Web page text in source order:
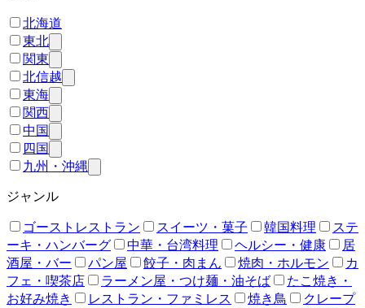
北海道
東北
関東
北信越
東海
関西
中国
四国
九州・沖縄
ジャンル
ゴーストレストラン スイーツ・菓子 韓国料理
ステ
ーキ・ハンバーグ
中華・台湾料理 ヘルシー・健康
居
酒屋・バー
パン屋 餃子・肉まん 焼肉・ホルモン
カ
フェ・喫茶店
ラーメン屋・つけ麺・油そば
たこ焼き・
お好み焼き
レストラン・ファミレス 焼き鳥
クレープ